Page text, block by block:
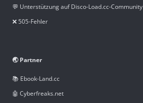
💬 Unterstützung auf Disco-Load.cc-Community
❌ 505-Fehler
🌏 Partner
📚 Ebook-Land.cc
🤖 Cyberfreaks.net